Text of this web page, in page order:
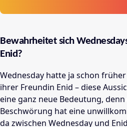
Bewahrheitet sich
Enid?
Wednesday hatte ja schon
ihrer Freundin Enid – diese
eine ganz neue Bedeutung, denn
Beschwörung hat eine
da zwischen Wednesday und